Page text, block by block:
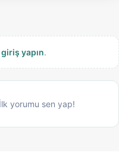
giriş yapın.
yorumu sen yap!